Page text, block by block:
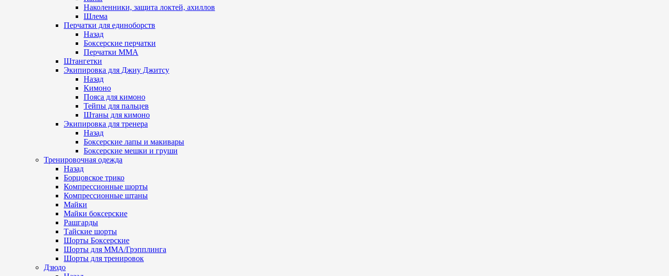
Наколенники, защита локтей, ахиллов
Шлема
Перчатки для единоборств
Назад
Боксерские перчатки
Перчатки ММА
Штангетки
Экипировка для Джиу Джитсу
Назад
Кимоно
Пояса для кимоно
Тейпы для пальцев
Штаны для кимоно
Экипировка для тренера
Назад
Боксерские лапы и макивары
Боксерские мешки и груши
Тренировочная одежда
Назад
Борцовское трико
Компрессионные шорты
Компрессионные штаны
Майки
Майки боксерские
Рашгарды
Тайские шорты
Шорты Боксерские
Шорты для ММА/Грэпплинга
Шорты для тренировок
Дзюдо